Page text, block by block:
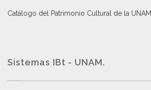
Catálogo del Patrimonio Cultural de la UNAM.
Sistemas IBt - UNAM.